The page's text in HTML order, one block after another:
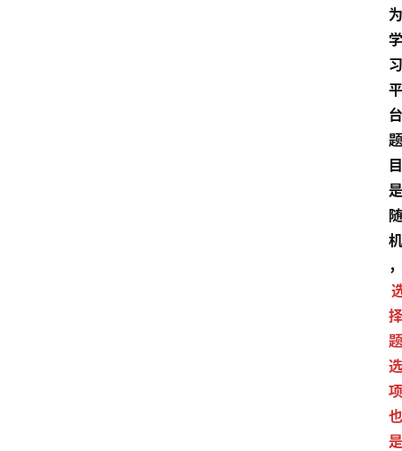
为
学
习
平
台
题
目
是
随
机
，
择
题
选
项
也
是